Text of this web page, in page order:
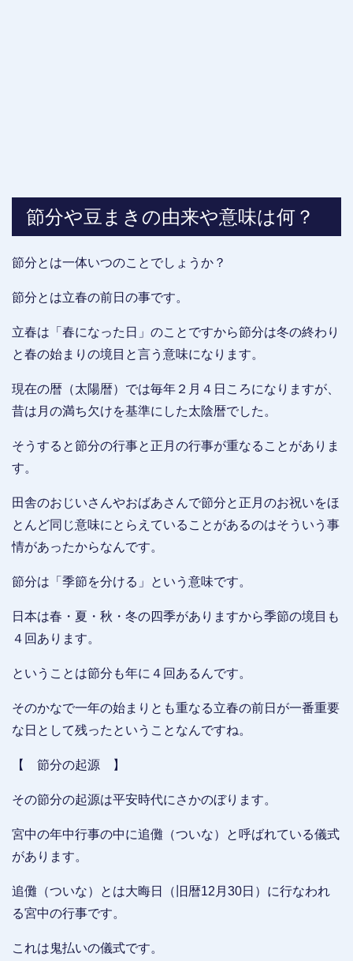
節分や豆まきの由来や意味は何？
節分とは一体いつのことでしょうか？
節分とは立春の前日の事です。
立春は「春になった日」のことですから節分は冬の終わり
と春の始まりの境目と言う意味になります。
現在の暦（太陽暦）では毎年２月４日ころになりますが、
昔は月の満ち欠けを基準にした太陰暦でした。
そうすると節分の行事と正月の行事が重なることがありま
す。
田舎のおじいさんやおばあさんで節分と正月のお祝いをほ
とんど同じ意味にとらえていることがあるのはそういう事
情があったからなんです。
節分は「季節を分ける」という意味です。
日本は春・夏・秋・冬の四季がありますから季節の境目も
４回あります。
ということは節分も年に４回あるんです。
そのかなで一年の始まりとも重なる立春の前日が一番重要
な日として残ったということなんですね。
【 節分の起源 】
その節分の起源は平安時代にさかのぼります。
宮中の年中行事の中に追儺（ついな）と呼ばれている儀式
があります。
追儺（ついな）とは大晦日（旧暦12月30日）に行なわれ
る宮中の行事です。
これは鬼払いの儀式です。